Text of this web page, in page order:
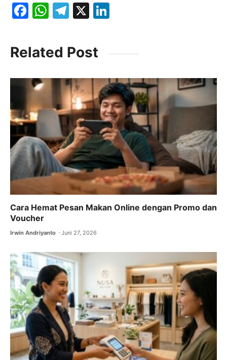
F
c
e
b
o
o
k
W
at
s
A
p
p
T
e
gr
a
m
X
dI
n
Related Post
Cara Hemat Pesan Makan Online dengan Promo dan
Voucher
Irwin Andriyanto Juni 27, 2026